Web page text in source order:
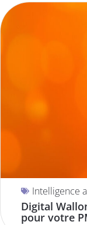
Intelligence
Digital
pour votre